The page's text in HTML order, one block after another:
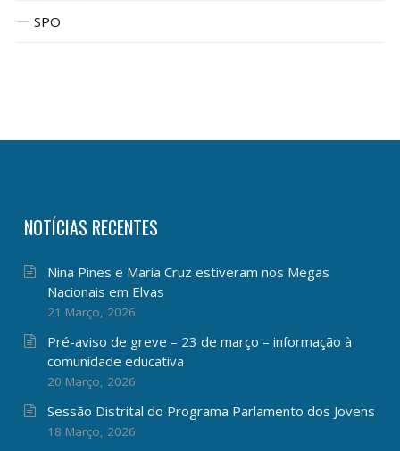
SPO
NOTÍCIAS RECENTES
Nina Pines e Maria Cruz estiveram nos Megas
Nacionais em Elvas
21 Março, 2026
Pré-aviso de greve – 23 de março – informação à
comunidade educativa
20 Março, 2026
Sessão Distrital do Programa Parlamento dos Jovens
18 Março, 2026